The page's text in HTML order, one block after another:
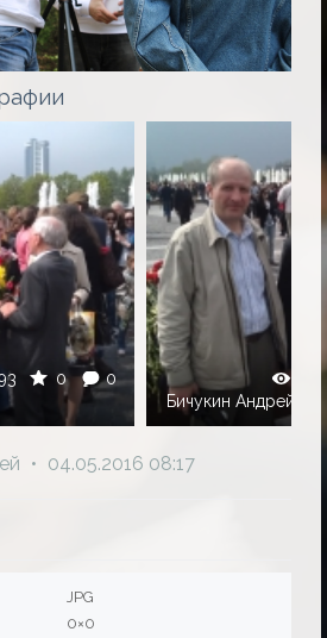
0
0
Бичукин Андрей
04.05.2016 08:17
JPG
0×0